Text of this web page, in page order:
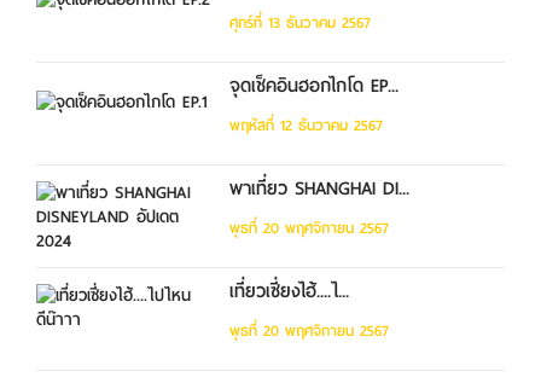
ศุกร์ที่ 13 ธันวาคม 2567
จุดเช็คอินฮอกไกโด EP...
พฤหัสที่ 12 ธันวาคม 2567
พาเที่ยว SHANGHAI DI...
พุธที่ 20 พฤศจิกายน 2567
เที่ยวเซี่ยงไฮ้....ไ...
พุธที่ 20 พฤศจิกายน 2567